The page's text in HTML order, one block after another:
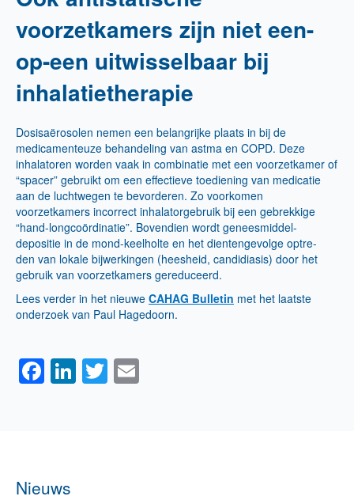
voorzetkamers zijn niet een-
op-een uitwisselbaar bij
inhalatietherapie
Dosisaërosolen nemen een belangrijke plaats in bij de
medicamenteuze behandeling van astma en COPD. Deze
inhalatoren worden vaak in combinatie met een voorzetkamer of
“spacer” gebruikt om een effectieve toediening van medicatie
aan de luchtwegen te bevorderen. Zo voorkomen
voorzetkamers incorrect inhalatorgebruik bij een gebrekkige
“hand-longcoördinatie”. Bovendien wordt geneesmiddel-
depositie in de mond-keelholte en het dientengevolge optre-
den van lokale bijwerkingen (heesheid, candidiasis) door het
gebruik van voorzetkamers gereduceerd.
Lees verder in het nieuwe CAHAG Bulletin met het laatste
onderzoek van Paul Hagedoorn.
Facebook
LinkedIn
Twitter
Nieuws